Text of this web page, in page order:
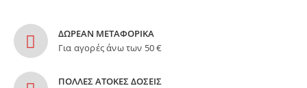
ΔΩΡΕΑΝ ΜΕΤΑΦΟΡΙΚΑ
Για αγορές άνω των 50 €
ΠΟΛΛΕΣ ΑΤΟΚΕΣ ΔΟΣΕΙΣ